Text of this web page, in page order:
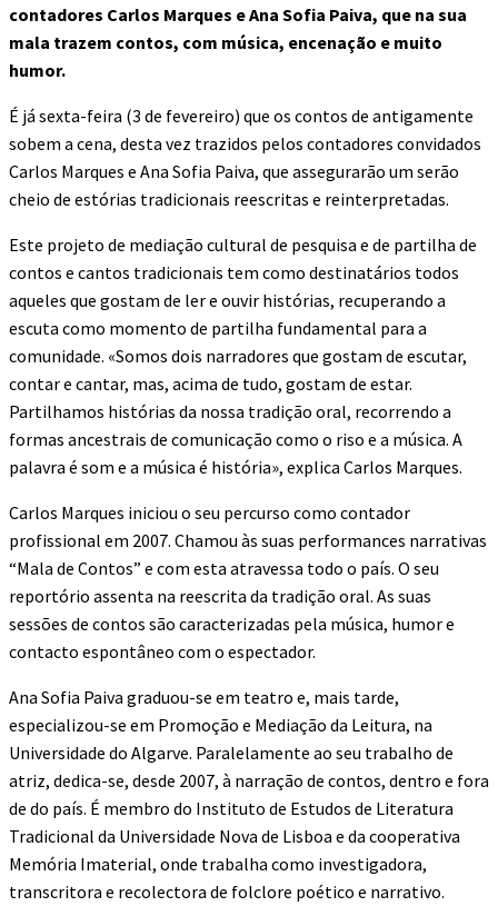
contadores Carlos Marques e Ana Sofia Paiva, que na sua
mala trazem contos, com música, encenação e muito
humor.
É já sexta-feira (3 de fevereiro) que os contos de antigamente
sobem a cena, desta vez trazidos pelos contadores convidados
Carlos Marques e Ana Sofia Paiva, que assegurarão um serão
cheio de estórias tradicionais reescritas e reinterpretadas.
Este projeto de mediação cultural de pesquisa e de partilha de
contos e cantos tradicionais tem como destinatários todos
aqueles que gostam de ler e ouvir histórias, recuperando a
escuta como momento de partilha fundamental para a
comunidade. «Somos dois narradores que gostam de escutar,
contar e cantar, mas, acima de tudo, gostam de estar.
Partilhamos histórias da nossa tradição oral, recorrendo a
formas ancestrais de comunicação como o riso e a música. A
palavra é som e a música é história», explica Carlos Marques.
Carlos Marques iniciou o seu percurso como contador
profissional em 2007. Chamou às suas performances narrativas
“Mala de Contos” e com esta atravessa todo o país. O seu
reportório assenta na reescrita da tradição oral. As suas
sessões de contos são caracterizadas pela música, humor e
contacto espontâneo com o espectador.
Ana Sofia Paiva graduou-se em teatro e, mais tarde,
especializou-se em Promoção e Mediação da Leitura, na
Universidade do Algarve. Paralelamente ao seu trabalho de
atriz, dedica-se, desde 2007, à narração de contos, dentro e fora
de do país. É membro do Instituto de Estudos de Literatura
Tradicional da Universidade Nova de Lisboa e da cooperativa
Memória Imaterial, onde trabalha como investigadora,
transcritora e recolectora de folclore poético e narrativo.